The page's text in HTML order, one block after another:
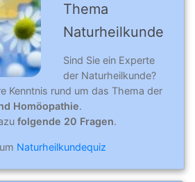
Thema
Naturheilkunde
Sind Sie ein Experte
der Naturheilkunde?
Kenntnis rund um das Thema der
Homöopathie.
folgende 20 Fragen.
Naturheilkundequiz